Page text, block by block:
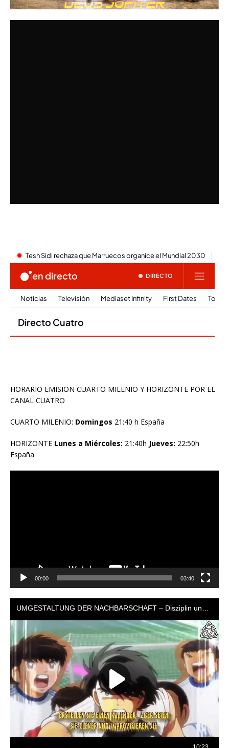
HORARIO EMISION CUARTO MILENIO Y HORIZONTE POR EL
CANAL CUATRO
CUARTO MILENIO: Domingos 21:40 h España
HORIZONTE Lunes a Miércoles: 21:40h Jueves: 22:50h
España
00:00 03:40